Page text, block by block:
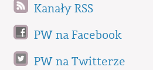
Kanały RSS
PW na Facebook
PW na Twitterze